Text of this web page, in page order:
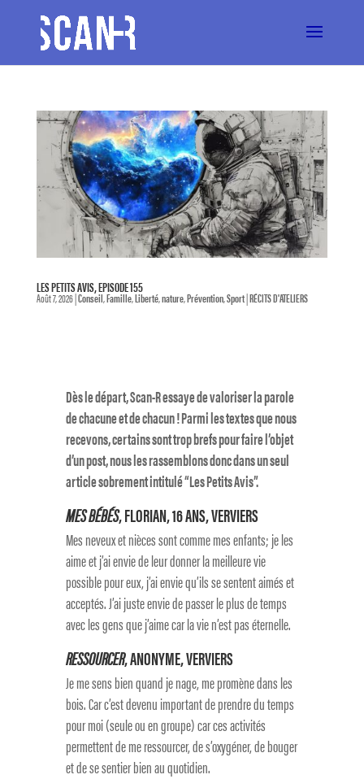
LES PETITS AVIS, EPISODE 155
Août 7, 2026|Conseil,Famille,Liberté,nature,Prévention,Sport|RÉCITS D'ATELIERS
Dès le départ, Scan-R essaye de valoriser la parole
de chacune et de chacun ! Parmi les textes que nous
recevons, certains sont trop brefs pour faire l’objet
d’un post, nous les rassemblons donc dans un seul
article sobrement intitulé “Les Petits Avis”.
MES BÉBÉS, FLORIAN, 16 ANS, VERVIERS
Mes neveux et nièces sont comme mes enfants; je les
aime et j’ai envie de leur donner la meilleure vie
possible pour eux, j’ai envie qu’ils se sentent aimés et
acceptés. J’ai juste envie de passer le plus de temps
avec les gens que j’aime car la vie n’est pas éternelle.
RESSOURCER, ANONYME, VERVIERS
Je me sens bien quand je nage, me promène dans les
bois. Car c’est devenu important de prendre du temps
pour moi (seule ou en groupe) car ces activités
permettent de me ressourcer, de s’oxygéner, de bouger
et de se sentier bien au quotidien.